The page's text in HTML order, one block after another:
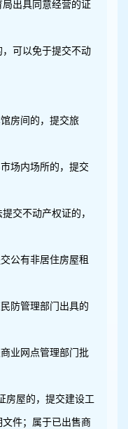
出具同意经营的证
，可以免于提交不动
房间的，提交旅
场内场所的，提交
交不动产权证的，
公有非居住房屋租
防管理部门出具的
业网点管理部门批
房屋的，提交建设工
件；属于已出售商